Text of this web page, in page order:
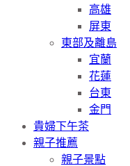
高雄
屏東
東部及離島
宜蘭
花蓮
台東
金門
貴婦下午茶
親子推薦
親子景點